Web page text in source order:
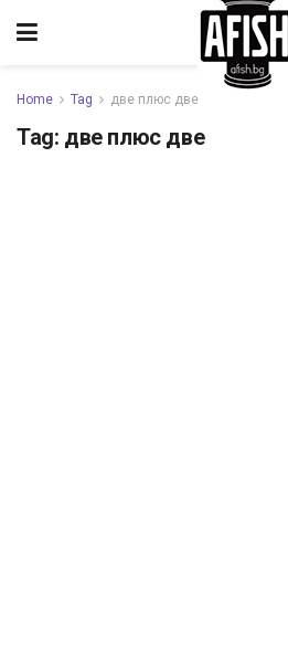
Home Tag две плюс две
Tag: две плюс две